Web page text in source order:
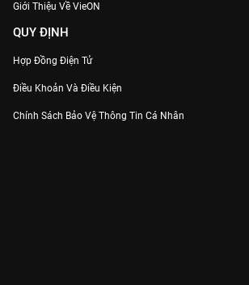
Giới Thiệu Về VieON
QUY ĐỊNH
Hợp Đồng Điện Tử
Điều Khoản Và Điều Kiện
Chính Sách Bảo Vệ Thông Tin Cá Nhân